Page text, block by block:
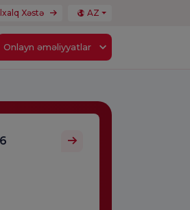
Xəstə AZ
Onlayn əməliyyatlar